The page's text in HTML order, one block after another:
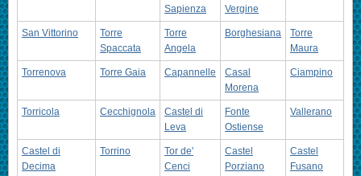
Sapienza
Vergine
San Vittorino
Torre
Spaccata
Torre
Angela
Borghesiana
Torre
Maura
Torrenova Torre Gaia Capannelle
Casal
Morena
Ciampino
Torricola Cecchignola
Castel di
Leva
Fonte
Ostiense
Vallerano
Castel di
Decima
Torrino
Tor de'
Cenci
Castel
Porziano
Castel
Fusano